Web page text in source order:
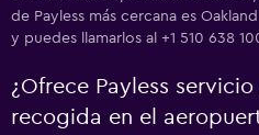
de Payless más cercana es
y puedes llamarlos al +1 510 638
¿Ofrece Payless
recogida en el